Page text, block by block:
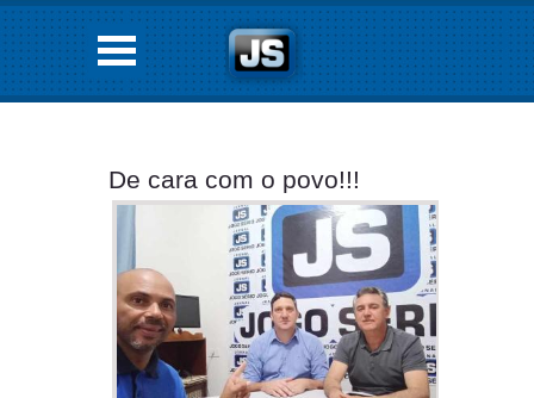
De cara com o povo!!!